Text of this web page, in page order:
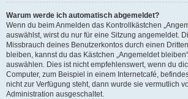
Warum werde ich automatisch abgemeldet?
Wenn du beim Anmelden das Kontrollkästchen
auswählst, wirst du nur für eine Sitzung angemeldet.
Missbrauch deines Benutzerkontos durch einen
bleiben, kannst du das Kästchen „Angemeldet
auswählen. Dies ist nicht empfehlenswert, wenn du
Computer, zum Beispiel in einem Internetcafé,
nicht zur Verfügung steht, dann wurde sie vermutlich
Administration ausgeschaltet.